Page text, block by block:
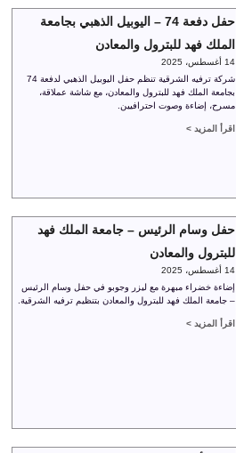
حفل دفعة 74 – اليوبيل الذهبي بجامعة
الملك فهد للبترول والمعادن
14 أغسطس، 2025
شركة ترفيه الشرقية تنظم حفل اليوبيل الذهبي لدفعة 74
بجامعة الملك فهد للبترول والمعادن، مع شاشة عملاقة،
مسرح، إضاءة وصوت احترافيين.
اقرأ المزيد >
حفل وسام الرئيس – جامعة الملك فهد
للبترول والمعادن
14 أغسطس، 2025
إضاءة خضراء مبهرة مع ليزر وجوبو في حفل وسام الرئيس
– جامعة الملك فهد للبترول والمعادن بتنظيم ترفيه الشرقية.
اقرأ المزيد >